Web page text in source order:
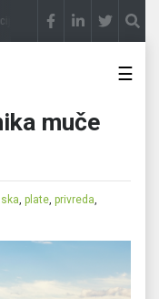
potencijal pretvara u destinaciju
☰
muče
,plate,privreda,